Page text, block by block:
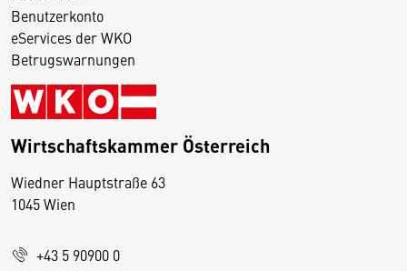
Benutzerkonto
eServices der WKO
Betrugswarnungen
Wirtschaftskammer Österreich
Wiedner Hauptstraße 63
1045 Wien
+43 5 90900 0
D
s